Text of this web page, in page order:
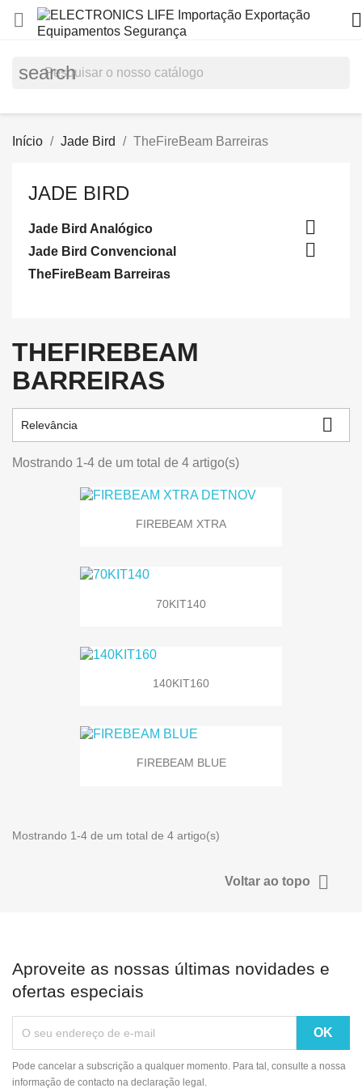
 
search
Início Jade Bird TheFireBeam Barreiras
JADE BIRD
Jade Bird Analógico 
Jade Bird Convencional 
TheFireBeam Barreiras
THEFIREBEAM
BARREIRAS
Relevância 
Mostrando 1-4 de um total de 4 artigo(s)
FIREBEAM XTRA
70KIT140
140KIT160
FIREBEAM BLUE
Mostrando 1-4 de um total de 4 artigo(s)
Voltar ao topo 
Aproveite as nossas últimas novidades e
ofertas especiais
Pode cancelar a subscrição a qualquer momento. Para tal, consulte a nossa
informação de contacto na declaração legal.